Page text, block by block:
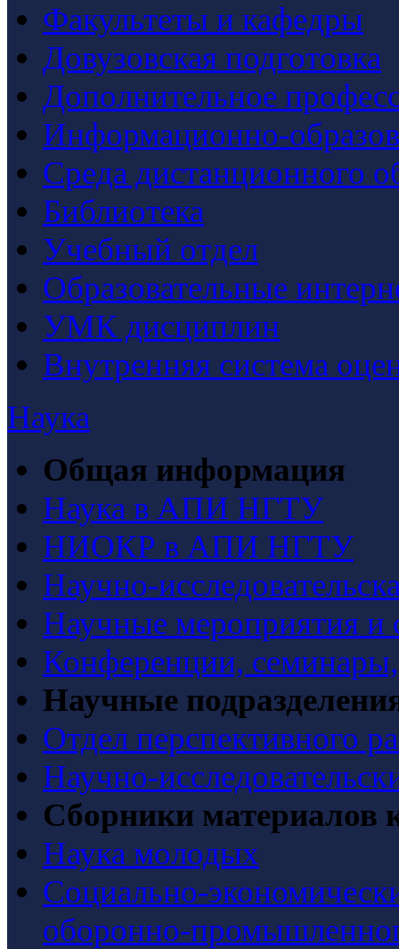
Факультеты и кафедры
Довузовская подготовка
Дополнительное
Информационно-
Среда дистанционного
Библиотека
Учебный отдел
Образовательные
УМК дисциплин
Внутренняя система
Наука
Общая информация
Наука в АПИ НГТУ
НИОКР в АПИ НГТУ
Научно-
Научные мероприятия и
Конференции,
Научные
Отдел перспективного
Научно-
Сборники материалов
Наука молодых
Социально-
оборонно-